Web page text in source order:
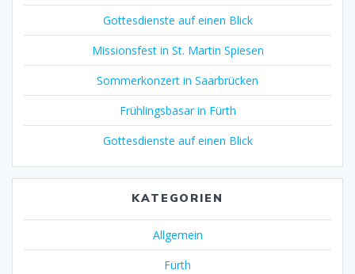
Gottesdienste auf einen Blick
Missionsfest in St. Martin Spiesen
Sommerkonzert in Saarbrücken
Frühlingsbasar in Fürth
Gottesdienste auf einen Blick
KATEGORIEN
Allgemein
Fürth